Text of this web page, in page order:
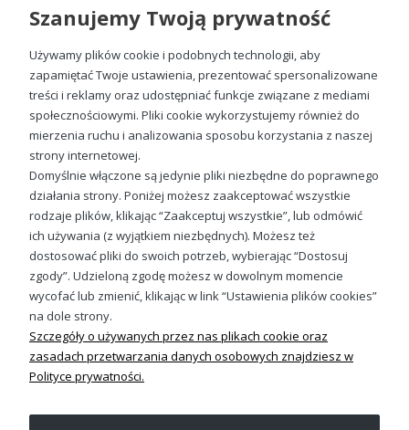
Ride Motogp Męska koszulka
49,98 zł
OBSŁUGA KLIENTA
Sprawdź nasze social media
Szanujemy Twoją prywatność
Używamy plików cookie i podobnych technologii, aby
zapamiętać Twoje ustawienia, prezentować spersonalizowane
treści i reklamy oraz udostępniać funkcje związane z mediami
społecznościowymi. Pliki cookie wykorzystujemy również do
mierzenia ruchu i analizowania sposobu korzystania z naszej
strony internetowej.
Domyślnie włączone są jedynie pliki niezbędne do poprawnego
działania strony. Poniżej możesz zaakceptować wszystkie
rodzaje plików, klikając “Zaakceptuj wszystkie”, lub odmówić
ich używania (z wyjątkiem niezbędnych). Możesz też
dostosować pliki do swoich potrzeb, wybierając “Dostosuj
zgody”. Udzieloną zgodę możesz w dowolnym momencie
wycofać lub zmienić, klikając w link “Ustawienia plików cookies”
na dole strony.
Szczegóły o używanych przez nas plikach cookie oraz
zasadach przetwarzania danych osobowych znajdziesz w
Polityce prywatności.